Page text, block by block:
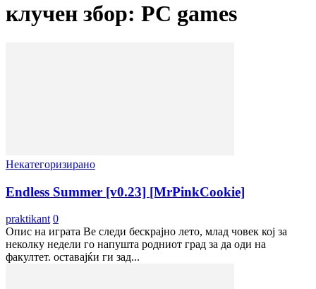
клучен збор: PC games
Некатегоризирано
Endless Summer [v0.23] [MrPinkCookie]
praktikant 0
Опис на играта Ве следи бескрајно лето, млад човек кој за
неколку недели го напушта родниот град за да оди на
факултет. оставајќи ги зад...